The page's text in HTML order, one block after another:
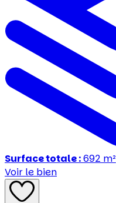
Surface totale :692 m²
Voir le bien